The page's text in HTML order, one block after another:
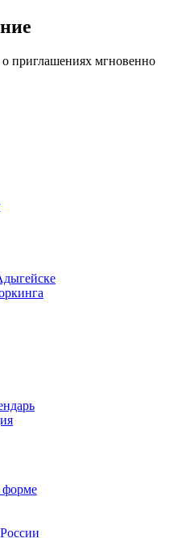
приглашениях мгновенно
форме